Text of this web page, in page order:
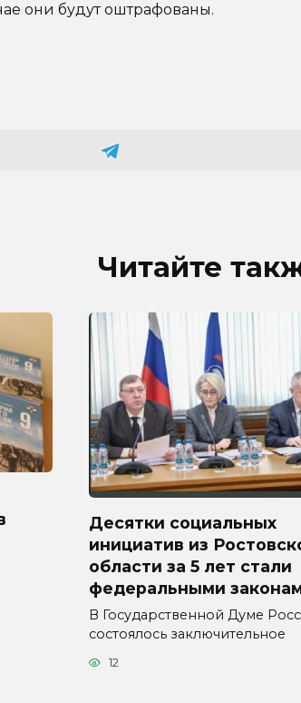
они будут оштрафованы.
Читайте
Десятки социальных
инициатив из
области за 5 лет стали
федеральными
В Государственной Думе
состоялось заключительное
12